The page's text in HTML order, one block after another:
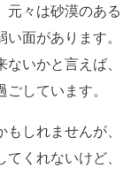
元々は砂漠のある
面があります。
いかと言えば、
しています。
しれませんが、
くれないけど、